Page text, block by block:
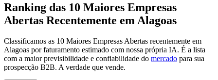
Ranking das 10 Maiores Empresas
Abertas Recentemente em Alagoas
Classificamos as 10 Maiores Empresas Abertas recentemente em
Alagoas por faturamento estimado com nossa própria IA. É a lista
com a maior previsibilidade e confiabilidade do mercado para sua
prospecção B2B. A verdade que vende.